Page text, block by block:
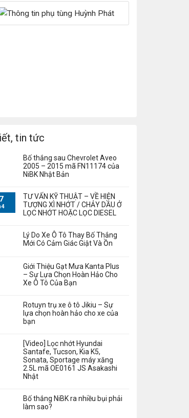
tin tức
Bố thắng sau Chevrolet Aveo
2005 – 2015 mã FN11174 của
NiBK Nhật Bản
TƯ VẤN KỸ THUẬT – VỀ HIỆN
TƯỢNG XÌ NHỚT / CHẢY DẦU Ở
LỌC NHỚT HOẶC LỌC DIESEL
Lý Do Xe Ô Tô Thay Bố Thắng
Mới Có Cảm Giác Giật Và Ồn
Giới Thiệu Gạt Mưa Kanta Plus
– Sự Lựa Chọn Hoàn Hảo Cho
Xe Ô Tô Của Bạn
Rotuyn trụ xe ô tô Jikiu – Sự
lựa chọn hoàn hảo cho xe của
bạn
[Video] Lọc nhớt Hyundai
Santafe, Tucson, Kia K5,
Sonata, Sportage máy xăng
2.5L mã OE0161 JS Asakashi
Nhật
Bố thắng NiBK ra nhiều bụi phải
làm sao?